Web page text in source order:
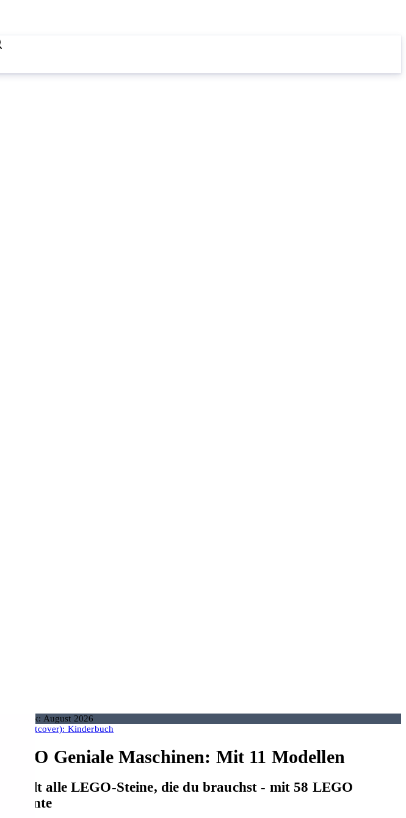
Nachdruck: August 2026
Buch (Softcover): Kinderbuch
LEGO Geniale Maschinen: Mit 11 Modellen
Enthält alle LEGO-Steine, die du brauchst - mit 58 LEGO
Elemente